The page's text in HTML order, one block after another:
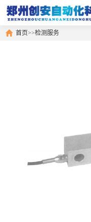
首页>>检测服务